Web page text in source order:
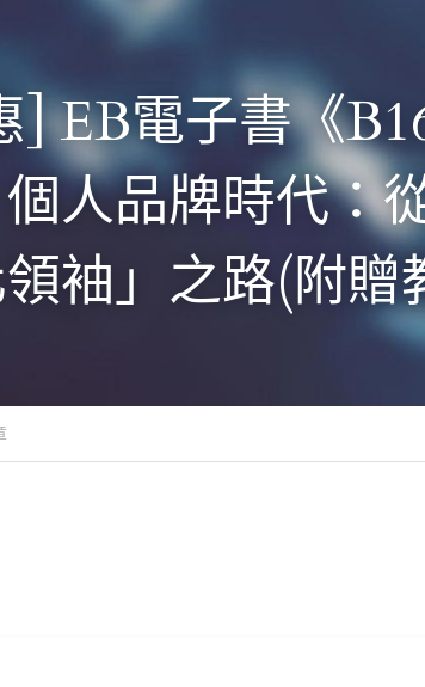
] EB電子書《
人品牌時代：
袖」之路(附贈